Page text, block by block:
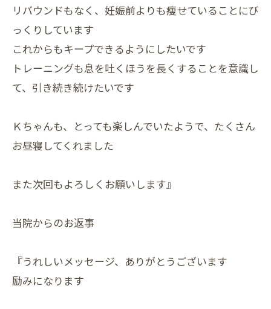
リバウンドもなく、妊娠前よりも痩せていることにび
っくりしています
これからもキープできるようにしたいです
トレーニングも息を吐くほうを長くすることを意識し
て、引き続き続けたいです
Ｋちゃんも、とっても楽しんでいたようで、たくさん
お昼寝してくれました
また次回もよろしくお願いします』
当院からのお返事
『うれしいメッセージ、ありがとうございます
励みになります